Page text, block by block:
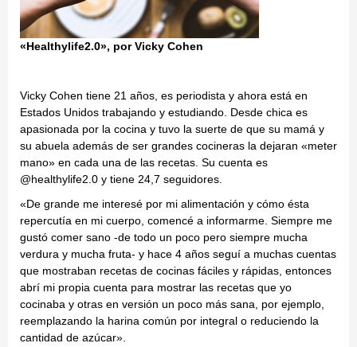
«Healthylife2.0», por Vicky Cohen
Vicky Cohen tiene 21 años, es periodista y ahora está en
Estados Unidos trabajando y estudiando. Desde chica es
apasionada por la cocina y tuvo la suerte de que su mamá y
su abuela además de ser grandes cocineras la dejaran «meter
mano» en cada una de las recetas. Su cuenta es
@healthylife2.0 y tiene 24,7 seguidores.
«De grande me interesé por mi alimentación y cómo ésta
repercutía en mi cuerpo, comencé a informarme. Siempre me
gustó comer sano -de todo un poco pero siempre mucha
verdura y mucha fruta- y hace 4 años seguí a muchas cuentas
que mostraban recetas de cocinas fáciles y rápidas, entonces
abrí mi propia cuenta para mostrar las recetas que yo
cocinaba y otras en versión un poco más sana, por ejemplo,
reemplazando la harina común por integral o reduciendo la
cantidad de azúcar».